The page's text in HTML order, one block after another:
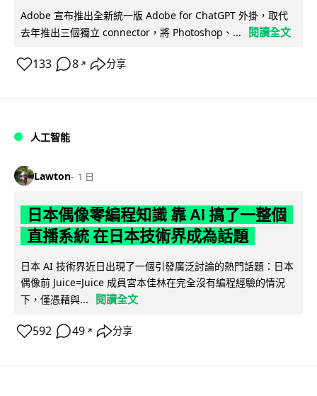
Adobe 宣布推出全新統一版 Adobe for ChatGPT 外掛，取代
去年推出三個獨立 connector，將 Photoshop、...
閱讀全文
133 8 ↗ 分享
人工智能
Lawton 1 日
日本偶像零編程知識 靠 AI 搞了一整個
直播系統 在日本技術界成為話題
日本 AI 技術界近日出現了一個引發廣泛討論的熱門話題：日本
偶像前 Juice=Juice 成員宮本佳林在完全沒有編程經驗的情況
下，僅憑藉與...
閱讀全文
592 49 ↗ 分享